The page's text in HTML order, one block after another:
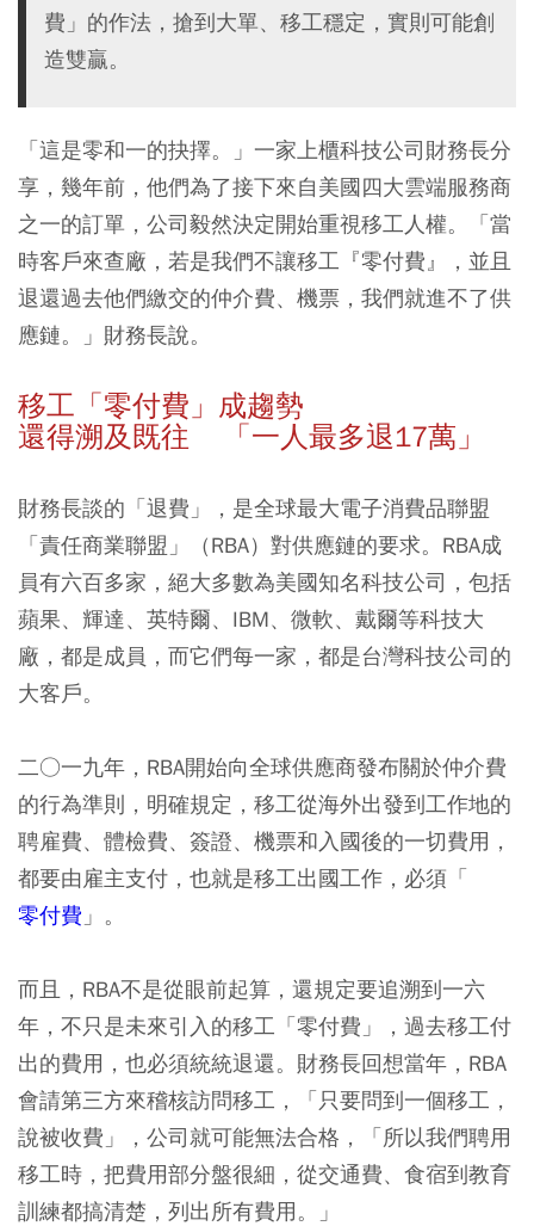
費」的作法，搶到大單、移工穩定，實則可能創
造雙贏。
「這是零和一的抉擇。」一家上櫃科技公司財務長分
享，幾年前，他們為了接下來自美國四大雲端服務商
之一的訂單，公司毅然決定開始重視移工人權。「當
時客戶來查廠，若是我們不讓移工『零付費』，並且
退還過去他們繳交的仲介費、機票，我們就進不了供
應鏈。」財務長說。
移工「零付費」成趨勢
還得溯及既往 「一人最多退17萬」
財務長談的「退費」，是全球最大電子消費品聯盟
「責任商業聯盟」（RBA）對供應鏈的要求。RBA成
員有六百多家，絕大多數為美國知名科技公司，包括
蘋果、輝達、英特爾、IBM、微軟、戴爾等科技大
廠，都是成員，而它們每一家，都是台灣科技公司的
大客戶。
二○一九年，RBA開始向全球供應商發布關於仲介費
的行為準則，明確規定，移工從海外出發到工作地的
聘雇費、體檢費、簽證、機票和入國後的一切費用，
都要由雇主支付，也就是移工出國工作，必須「
零付費 」。
而且，RBA不是從眼前起算，還規定要追溯到一六
年，不只是未來引入的移工「零付費」，過去移工付
出的費用，也必須統統退還。財務長回想當年，RBA
會請第三方來稽核訪問移工，「只要問到一個移工，
說被收費」，公司就可能無法合格，「所以我們聘用
移工時，把費用部分盤很細，從交通費、食宿到教育
訓練都搞清楚，列出所有費用。」